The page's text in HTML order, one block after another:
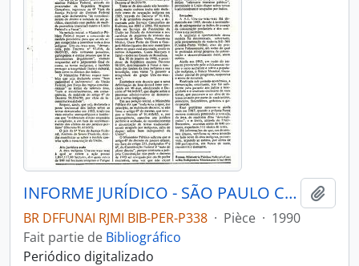
INFORME JURÍDICO - SÃO PAULO COMISSÃO PRÓ-ÍNDIO DE SÃO PAULO - DEPARTAMENTO JURÍDICO - 1990 - Nº06-08
BR DFFUNAI RJMI BIB-PER-P338 · Pièce · 1990
Fait partie de Bibliográfico
Periódico digitalizado